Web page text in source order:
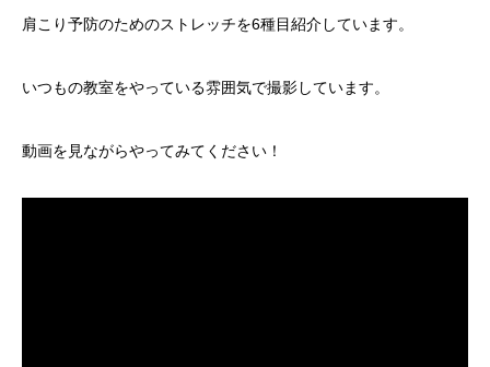
肩こり予防のためのストレッチを6種目紹介しています。
いつもの教室をやっている雰囲気で撮影しています。
動画を見ながらやってみてください！